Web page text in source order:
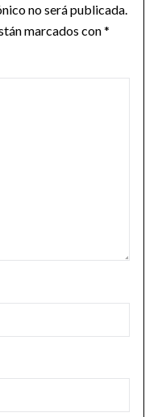
no será publicada.
marcados con*